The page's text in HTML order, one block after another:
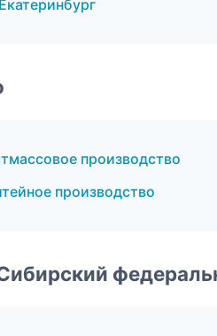
производство
производство